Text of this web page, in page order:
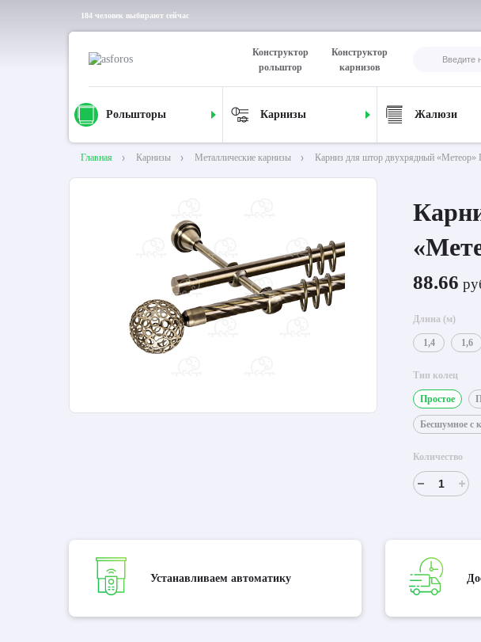
184 человек выбирают сейчас
Конструктор
рольштор
Конструктор
карнизов
Рольшторы Карнизы Жалюзи
Главная Карнизы Металлические карнизы Карниз для штор двухрядный «Метеор»
88.66
Длина (м)
1,4 1,6
Тип колец
Простое
Бесшумное с
Количество
Устанавливаем автоматику